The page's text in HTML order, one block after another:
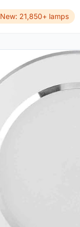
New: 21,850+ lamps